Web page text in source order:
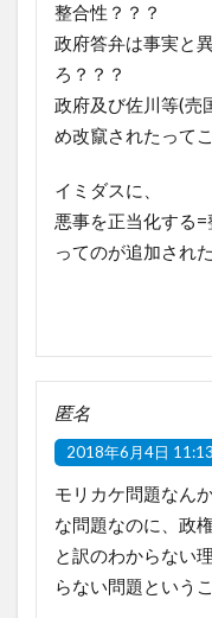
整合性？？？
政府答弁は事実と
ろ？？？
政府及び佐川等(売
め改竄されたって
イミダスに、
悪事を正当化する=
ってのが追加された
匿名
2018年6月4日
モリカケ問題なん
な問題なのに、政
と訳のわからない
らない問題という